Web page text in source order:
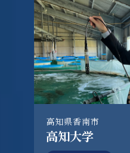
高知県香南市
高知大学